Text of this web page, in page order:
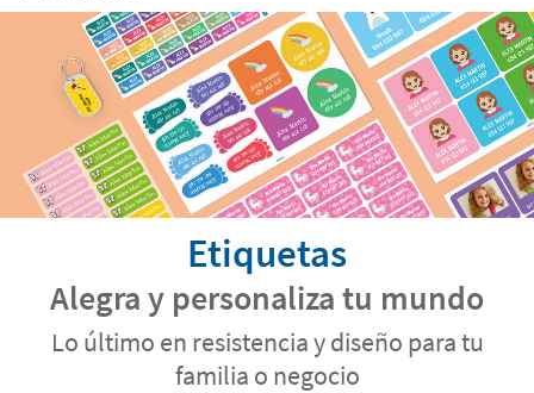
Etiquetas
Alegra y personaliza tu mundo
Lo último en resistencia y diseño para tu
familia o negocio